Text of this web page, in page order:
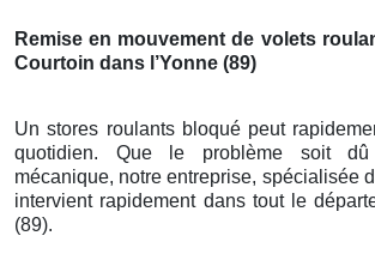
Remise en mouvement de volets
Courtoin dans l’Yonne (89)
Un stores roulants bloqué peut
quotidien. Que le problème soit
mécanique, notre entreprise, spécialisée
intervient rapidement dans tout le
(89).